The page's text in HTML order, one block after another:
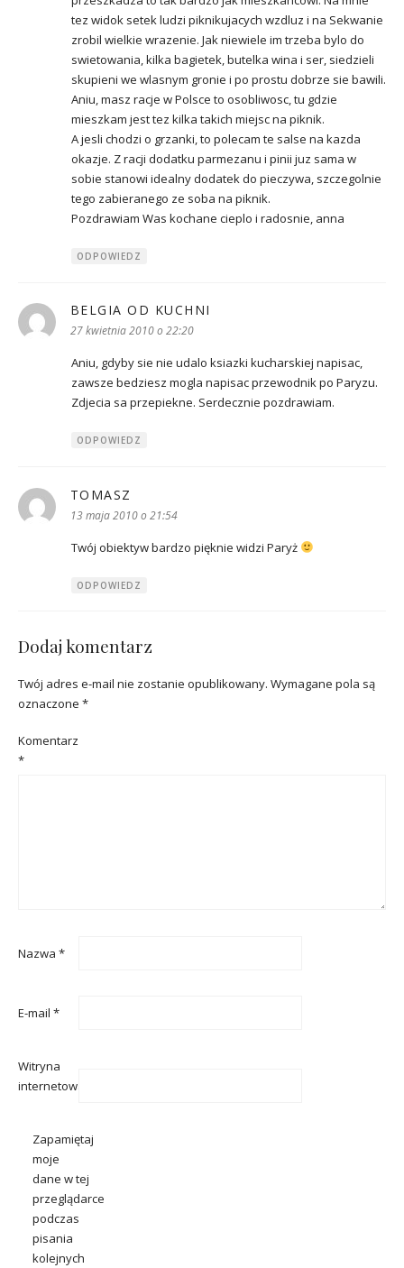
tez widok setek ludzi piknikujacych wzdluz i na Sekwanie
zrobil wielkie wrazenie. Jak niewiele im trzeba bylo do
swietowania, kilka bagietek, butelka wina i ser, siedzieli
skupieni we wlasnym gronie i po prostu dobrze sie bawili.
Aniu, masz racje w Polsce to osobliwosc, tu gdzie
mieszkam jest tez kilka takich miejsc na piknik.
A jesli chodzi o grzanki, to polecam te salse na kazda
okazje. Z racji dodatku parmezanu i pinii juz sama w
sobie stanowi idealny dodatek do pieczywa, szczegolnie
tego zabieranego ze soba na piknik.
Pozdrawiam Was kochane cieplo i radosnie, anna
ODPOWIEDZ
BELGIA OD KUCHNI
27 kwietnia 2010 o 22:20
Aniu, gdyby sie nie udalo ksiazki kucharskiej napisac,
zawsze bedziesz mogla napisac przewodnik po Paryzu.
Zdjecia sa przepiekne. Serdecznie pozdrawiam.
ODPOWIEDZ
TOMASZ
13 maja 2010 o 21:54
Twój obiektyw bardzo pięknie widzi Paryż
ODPOWIEDZ
Dodaj komentarz
Twój adres e-mail nie zostanie opublikowany. Wymagane pola są
oznaczone *
Komentarz
*
Nazwa *
E-mail *
Witryna
internetowa
Zapamiętaj
moje
dane w tej
przeglądarce
podczas
pisania
kolejnych